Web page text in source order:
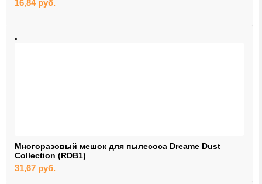
SFP/CFP-модули
усилители сигнала
16,84 руб.
Многоразовый мешок для пылесоса Dreame Dust
Collection (RDB1)
31,67 руб.